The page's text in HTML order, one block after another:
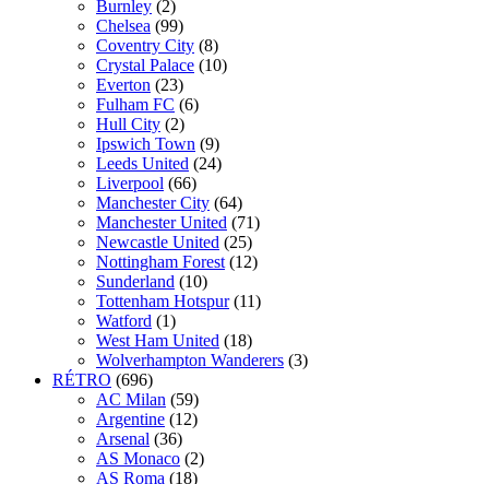
Burnley (2)
Chelsea (99)
Coventry City (8)
Crystal Palace (10)
Everton (23)
Fulham FC (6)
Hull City (2)
Ipswich Town (9)
Leeds United (24)
Liverpool (66)
Manchester City (64)
Manchester United (71)
Newcastle United (25)
Nottingham Forest (12)
Sunderland (10)
Tottenham Hotspur (11)
Watford (1)
West Ham United (18)
Wolverhampton Wanderers (3)
RÉTRO (696)
AC Milan (59)
Argentine (12)
Arsenal (36)
AS Monaco (2)
AS Roma (18)